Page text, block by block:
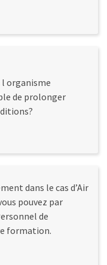
l organisme
de prolonger
dans le cas d’Air
pouvez par
de
formation.